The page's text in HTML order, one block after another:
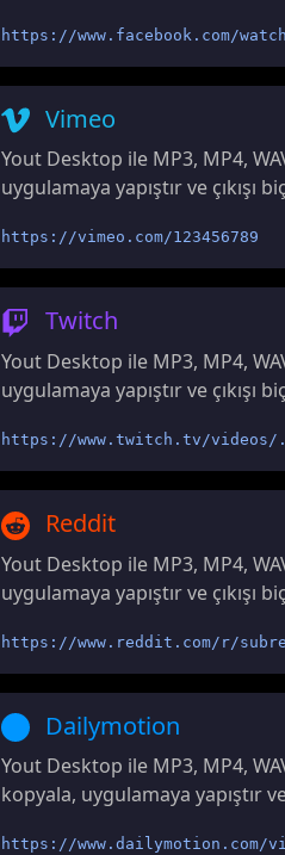
https://www.facebook.com/
Vimeo
Yout Desktop ile MP3, MP4,
uygulamaya yapıştır ve çıkışı
https://vimeo.com/123456789
Twitch
Yout Desktop ile MP3, MP4,
uygulamaya yapıştır ve çıkışı
https://www.twitch.tv/
Reddit
Yout Desktop ile MP3, MP4,
uygulamaya yapıştır ve çıkışı
https://www.reddit.com/r/
Dailymotion
Yout Desktop ile MP3, MP4,
kopyala, uygulamaya yapıştır
https://www.dailymotion.com/